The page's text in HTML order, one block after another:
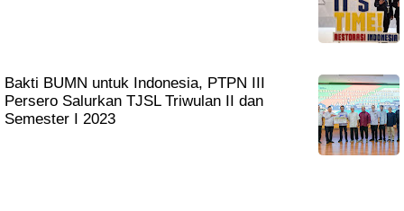
Bakti BUMN untuk Indonesia, PTPN III
Persero Salurkan TJSL Triwulan II dan
Semester I 2023